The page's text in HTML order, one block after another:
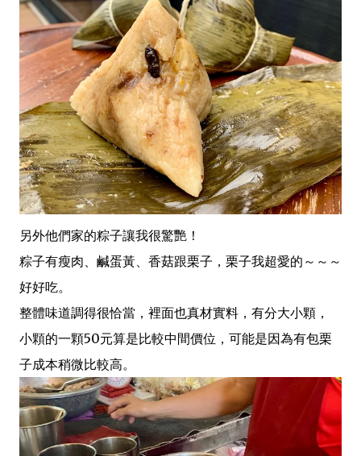
另外他們家的粽子讓我很驚艷！
粽子有瘦肉、鹹蛋黃、香菇跟栗子，栗子我超愛的～～～
好好吃。
整體味道調得很恰當，裡面也真材實料，有分大小顆，
小顆的一顆50元算是比較中間價位，可能是因為有包栗
子成本稍微比較高。